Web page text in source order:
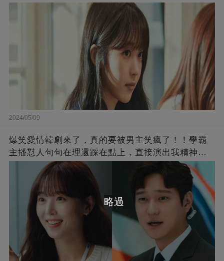
2024/05/09
爆笑愛情韓劇來了，真的要被男主笑瘋了！！學霸
主播懟人句句在理還踩在點上，直接演出我精神世
界的嘴替！
略過